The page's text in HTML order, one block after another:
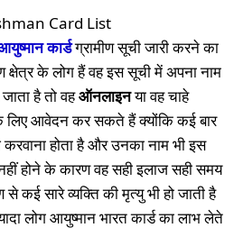
कार्डग्रामीण सूची जारी करने का
क्षेत्र के लोग हैं वह इस सूची में अपना नाम
है तो वहऑनलाइनया वह चाहे
लिए आवेदन कर सकते हैं क्योंकि कई बार
होता है और उनका नाम भी इस
होने के कारण वह सही इलाज सही समय
कई सारे व्यक्ति की मृत्यु भी हो जाती है
लोग आयुष्मान भारत कार्ड का लाभ लेते